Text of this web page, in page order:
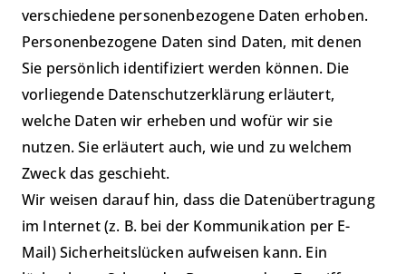
verschiedene personenbezogene Daten erhoben.
Personenbezogene Daten sind Daten, mit denen
Sie persönlich identifiziert werden können. Die
vorliegende Datenschutzerklärung erläutert,
welche Daten wir erheben und wofür wir sie
nutzen. Sie erläutert auch, wie und zu welchem
Zweck das geschieht.
Wir weisen darauf hin, dass die Datenübertragung
im Internet (z. B. bei der Kommunikation per E-
Mail) Sicherheitslücken aufweisen kann. Ein